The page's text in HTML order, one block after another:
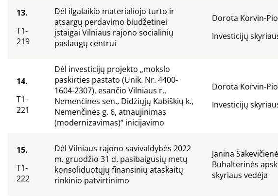
13.
T1-
219
Dėl ilgalaikio materialiojo turto ir
atsargų perdavimo biudžetinei
įstaigai Vilniaus rajono socialinių
paslaugų centrui
Dorota Korvin-
Investicijų
14.
T1-
221
Dėl investicijų projekto „mokslo
paskirties pastato (Unik. Nr. 4400-
1604-2307), esančio Vilniaus r.,
Nemenčinės sen., Didžiųjų Kabiškių k.,
Nemenčinės g. 6, atnaujinimas
(modernizavimas)“ inicijavimo
Dorota Korvin-
Investicijų
15.
T1-
222
Dėl Vilniaus rajono savivaldybės 2022
m. gruodžio 31 d. pasibaigusių metų
konsoliduotųjų finansinių ataskaitų
rinkinio patvirtinimo
Janina
Buhalterinės
skyriaus vedėja